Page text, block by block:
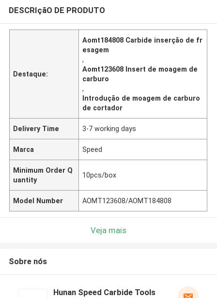
DESCRIçãO DE PRODUTO
Destaque:
Aomt184808 Carbide inserção de fr
esagem
,
Aomt123608 Insert de moagem de
carburo
,
Introdução de moagem de carburo
de cortador
Delivery Time 3-7 working days
Marca Speed
Minimum Order Q
uantity
10pcs/box
Model Number AOMT123608/AOMT184808
Veja mais
Sobre nós
Hunan Speed Carbide Tools